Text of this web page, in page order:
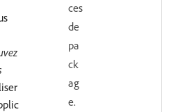
ces
de
pa
ck
ag
e.